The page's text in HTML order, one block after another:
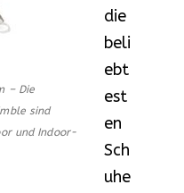
– Die
sind
und Indoor-
die
beli
ebt
est
en
Sch
uhe